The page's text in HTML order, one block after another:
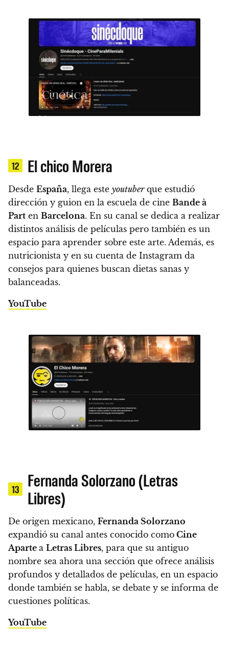
12 El chico Morera
Desde España, llega este youtuberque estudió
dirección y guion en la escuela de cine Bande à
Part en Barcelona. En su canal se dedica a realizar
distintos análisis de películas pero también es un
espacio para aprender sobre este arte. Además, es
nutricionista y en su cuenta de Instagram da
consejos para quienes buscan dietas sanas y
balanceadas.
YouTube
13
Fernanda Solorzano (Letras
Libres)
De origen mexicano, Fernanda Solorzano
expandió su canal antes conocido como Cine
Aparte a Letras Libres, para que su antiguo
nombre sea ahora una sección que ofrece análisis
profundos y detallados de películas, en un espacio
donde también se habla, se debate y se informa de
cuestiones políticas.
YouTube